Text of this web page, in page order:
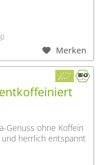
Merken
Genuss ohne Koffein
herrlich entspannt